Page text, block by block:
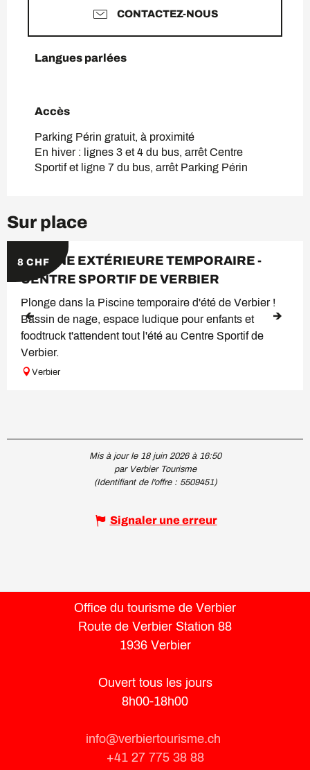
CONTACTEZ-NOUS
Langues parlées
Langues parlées
Accès
Accès
Parking Périn gratuit, à proximité
En hiver : lignes 3 et 4 du bus, arrêt Centre
Sportif et ligne 7 du bus, arrêt Parking Périn
Sur place
8 CHF
PISCINE EXTÉRIEURE TEMPORAIRE -
CENTRE SPORTIF DE VERBIER
Plonge dans la Piscine temporaire d'été de Verbier !
Bassin de nage, espace ludique pour enfants et
foodtruck t'attendent tout l'été au Centre Sportif de
Verbier.
Verbier
Mis à jour le 18 juin 2026 à 16:50
par Verbier Tourisme
(Identifiant de l'offre : 5509451)
Signaler une erreur
Office du tourisme de Verbier
Route de Verbier Station 88
1936 Verbier
Ouvert tous les jours
8h00-18h00
info@verbiertourisme.ch
+41 27 775 38 88